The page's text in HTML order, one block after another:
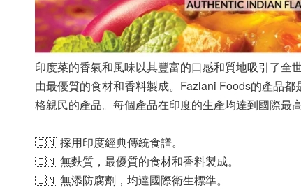
印度菜的香氣和風味以其豐富的口感和質地吸引了
由最優質的食材和香料製成。Fazlani Foods的產品
格親民的產品。每個產品在印度的生產均達到國際最
🇮🇳 採用印度經典傳統食譜。
🇮🇳 無麩質，最優質的食材和香料製成。
🇮🇳 無添防腐劑，均達國際衛生標準。